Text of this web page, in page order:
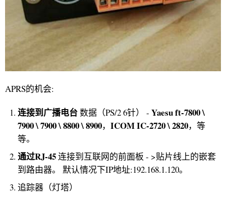
APRS的机会:
连接到广播电台数据（PS/2 6针） - Yaesu ft-7800 \
7900 \ 7900 \ 8800 \ 8900， ICOM IC-2720 \ 2820，等
等。
通过RJ-45连接到互联网的前面板 - >贴片线上的嵌套
到路由器。 默认情况下IP地址:192.168.1.120。
追踪器（灯塔）